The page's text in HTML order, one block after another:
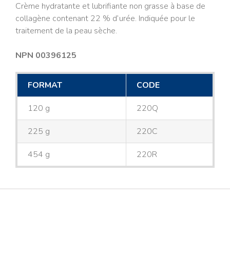
Crème hydratante et lubrifiante non grasse à base de
collagène contenant 22 % d’urée. Indiquée pour le
traitement de la peau sèche.
NPN 00396125
FORMAT CODE
120 g 220Q
225 g 220C
454 g 220R